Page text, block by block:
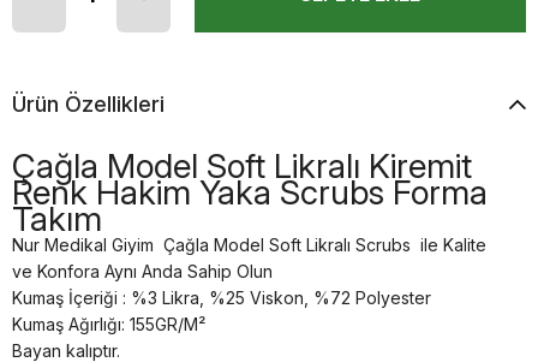
Ürün Özellikleri
Çağla Model Soft Likralı Kiremit
Renk Hakim Yaka Scrubs Forma
Takım
Nur Medikal Giyim Çağla Model Soft Likralı Scrubs ile Kalite
ve Konfora Aynı Anda Sahip Olun
Kumaş İçeriği : %3 Likra, %25 Viskon, %72 Polyester
Kumaş Ağırlığı: 155GR/M²
Bayan kalıptır.